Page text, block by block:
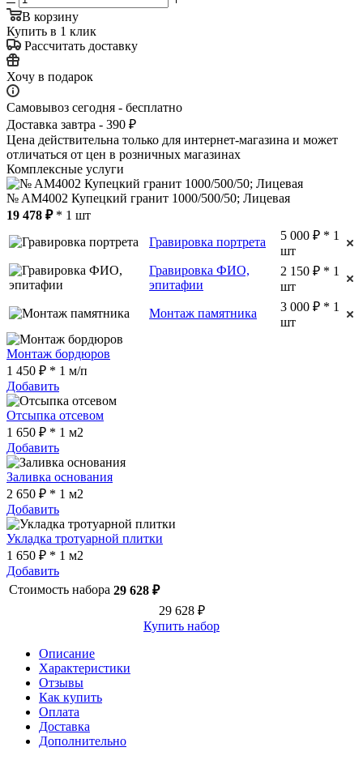
В корзину
Купить в 1 клик
Рассчитать доставку
Хочу в подарок
Самовывоз сегодня - бесплатно
Доставка завтра - 390 ₽
Цена действительна только для интернет-магазина и может
отличаться от цен в розничных магазинах
Комплексные услуги
№ AM4002 Купецкий гранит 1000/500/50; Лицевая
19 478 ₽* 1 шт
Гравировка портрета
5 000 ₽ * 1
шт
Гравировка ФИО,
эпитафии
2 150 ₽ * 1
шт
Монтаж памятника
3 000 ₽ * 1
шт
Монтаж бордюров
1 450 ₽ * 1 м/п
Добавить
Отсыпка отсевом
1 650 ₽ * 1 м2
Добавить
Заливка основания
2 650 ₽ * 1 м2
Добавить
Укладка тротуарной плитки
1 650 ₽ * 1 м2
Добавить
Стоимость набора 29 628 ₽
29 628 ₽
Купить набор
Описание
Характеристики
Отзывы
Как купить
Оплата
Доставка
Дополнительно